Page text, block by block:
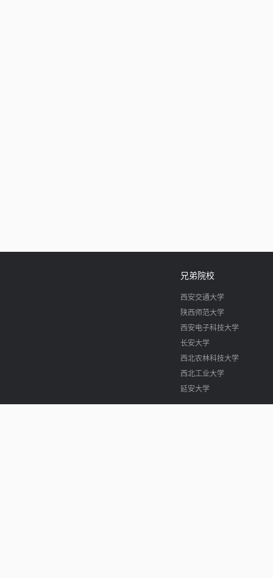
兄弟院校
西安交通大学
陕西师范大学
西安电子科技大学
长安大学
西北农林科技大学
西北工业大学
延安大学